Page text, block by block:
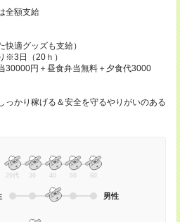
全額支給
快適グッズも支給）
※3日（20ｈ）
30000円＋昼食弁当無料＋夕食代3000
っかり稼げる＆安全を守るやりがいのある
20代 30 40 50 60
男性